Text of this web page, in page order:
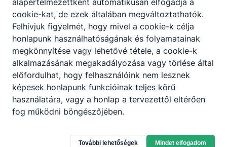
VII. Bringás tábor
VII. Bringás tábor = újabb rekorddöntögetés
2026. júl. 22. HA
alapértelmezettként automatikusan elfogadja a
cookie-kat, de ezek általában megváltoztathatók.
Felhívjuk figyelmét, hogy mivel a cookie-k célja
honlapunk használhatóságának és folyamatainak
megkönnyítése vagy lehetővé tétele, a cookie-k
alkalmazásának megakadályozása vagy törlése által
előfordulhat, hogy felhasználóink nem lesznek
képesek honlapunk funkcióinak teljes körű
használatára, vagy a honlap a tervezettől eltérően
fog működni böngészőjében.
További lehetőségek Mindet elfogadom